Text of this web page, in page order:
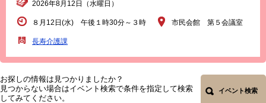
2026年8月12日（水曜日）
８月12日(水) 午後１時30分～３時 市民会館 第５会議室
長寿介護課
お探しの情報は見つかりましたか？
見つからない場合はイベント検索で条件を指定して検索
してみてください。
イベント検索